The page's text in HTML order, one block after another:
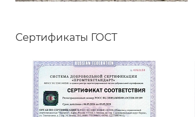
Сертификаты ГОСТ